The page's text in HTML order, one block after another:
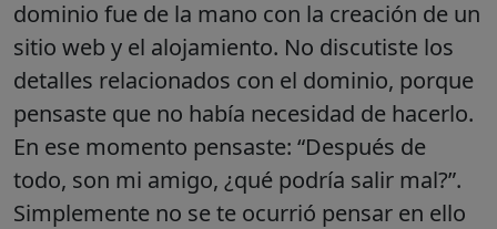
dominio fue de la mano con la creación de un
sitio web y el alojamiento. No discutiste los
detalles relacionados con el dominio, porque
pensaste que no había necesidad de hacerlo.
En ese momento pensaste: “Después de
todo, son mi amigo, ¿qué podría salir mal?”.
Simplemente no se te ocurrió pensar en ello